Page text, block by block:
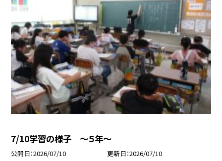
7/10学習の様子 ～５年～
公開日 2026/07/10 更新日 2026/07/10